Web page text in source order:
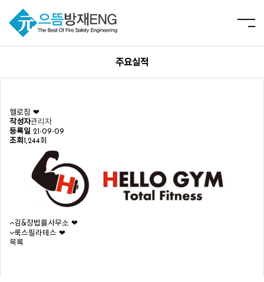
주요실적
헬로짐 ❤︎
작성자관리자
등록일 21-09-09
조회 1,244회
김&장법률사무소 ❤︎
룩스필라테스 ❤︎
목록